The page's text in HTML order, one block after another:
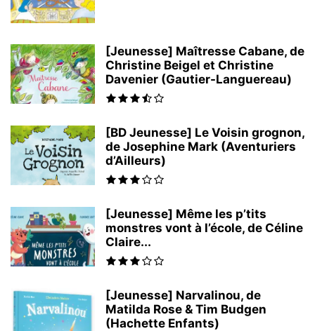
[Jeunesse] Maîtresse Cabane, de
Christine Beigel et Christine
Davenier (Gautier-Languereau)
[BD Jeunesse] Le Voisin grognon,
de Josephine Mark (Aventuriers
d’Ailleurs)
[Jeunesse] Même les p’tits
monstres vont à l’école, de Céline
Claire...
[Jeunesse] Narvalinou, de
Matilda Rose & Tim Budgen
(Hachette Enfants)